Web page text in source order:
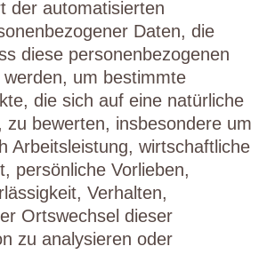
der automatisierten
Daten, die
diese personenbezogenen
um bestimmte
die sich auf eine natürliche
zu bewerten, insbesondere um
Arbeitsleistung, wirtschaftliche
persönliche Vorlieben,
Verhalten,
Ortswechsel dieser
zu analysieren oder